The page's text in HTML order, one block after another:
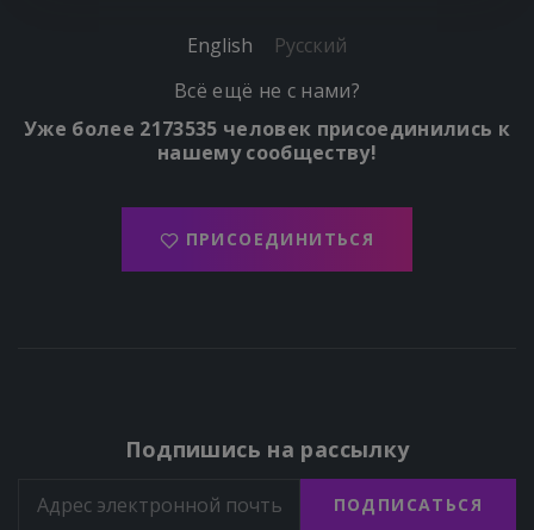
English
Русский
Всё ещё не с нами?
Уже более 2173535 человек присоединились к
нашему сообществу!
ПРИСОЕДИНИТЬСЯ
Подпишись на рассылку
ПОДПИСАТЬСЯ